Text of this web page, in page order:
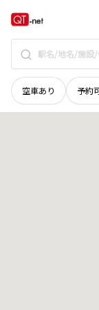
空車あり 予約
北海道